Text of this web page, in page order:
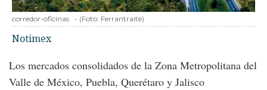
corredor-oficinas - (Foto: Ferrantraite)
Notimex
Los mercados consolidados de la Zona Metropolitana del
Valle de México, Puebla, Querétaro y Jalisco